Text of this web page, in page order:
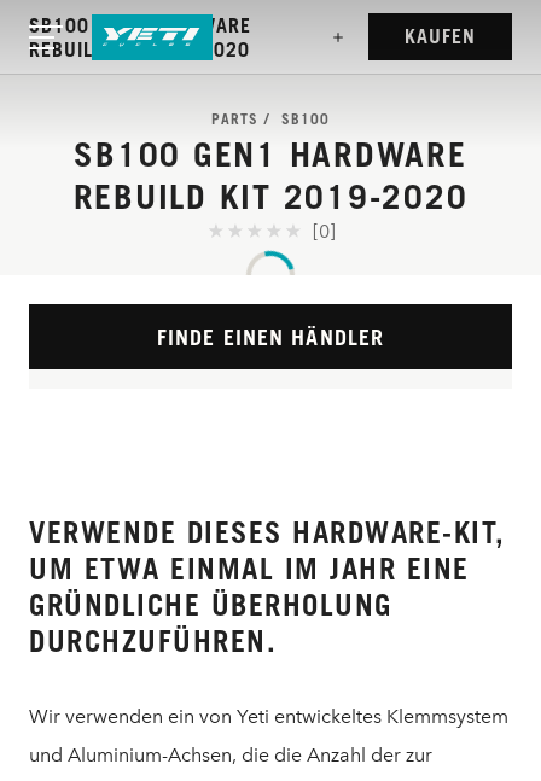
SB100 GEN1 HARDWARE
REBUILD KIT 2019-2020
KAUFEN
PARTS SB100
SB100 GEN1 HARDWARE
REBUILD KIT 2019-2020
[0]
FINDE EINEN HÄNDLER
VERWENDE DIESES HARDWARE-KIT,
UM ETWA EINMAL IM JAHR EINE
GRÜNDLICHE ÜBERHOLUNG
DURCHZUFÜHREN.
Wir verwenden ein von Yeti entwickeltes Klemmsystem
und Aluminium-Achsen, die die Anzahl der zur